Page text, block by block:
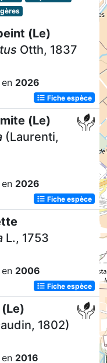
(Le)
Otth, 1837
2026
Fiche espèce
(Le)
(Laurenti,
2026
Fiche espèce
L., 1753
2006
Fiche espèce
1802)
2016